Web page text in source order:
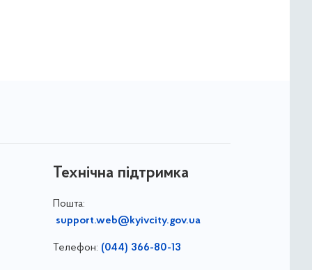
Технічна підтримка
Пошта:
support.web@kyivcity.gov.ua
Телефон: (044) 366-80-13